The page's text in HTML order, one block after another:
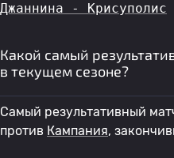
Джаннина - Крисуполис
Какой самый
в текущем сезоне?
Самый результативный
против Кампания,